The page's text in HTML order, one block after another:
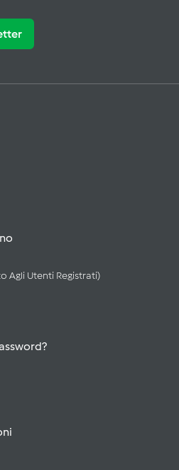
Agli Utenti Registrati)